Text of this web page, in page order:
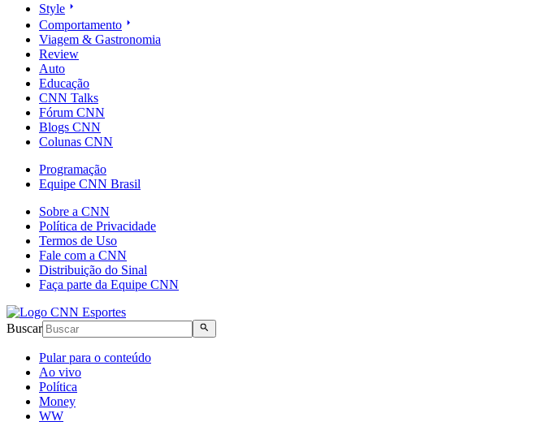
Style
Comportamento
Viagem & Gastronomia
Review
Auto
Educação
CNN Talks
Fórum CNN
Blogs CNN
Colunas CNN
Programação
Equipe CNN Brasil
Sobre a CNN
Política de Privacidade
Termos de Uso
Fale com a CNN
Distribuição do Sinal
Faça parte da Equipe CNN
Buscar
Pular para o conteúdo
Ao vivo
Política
Money
WW